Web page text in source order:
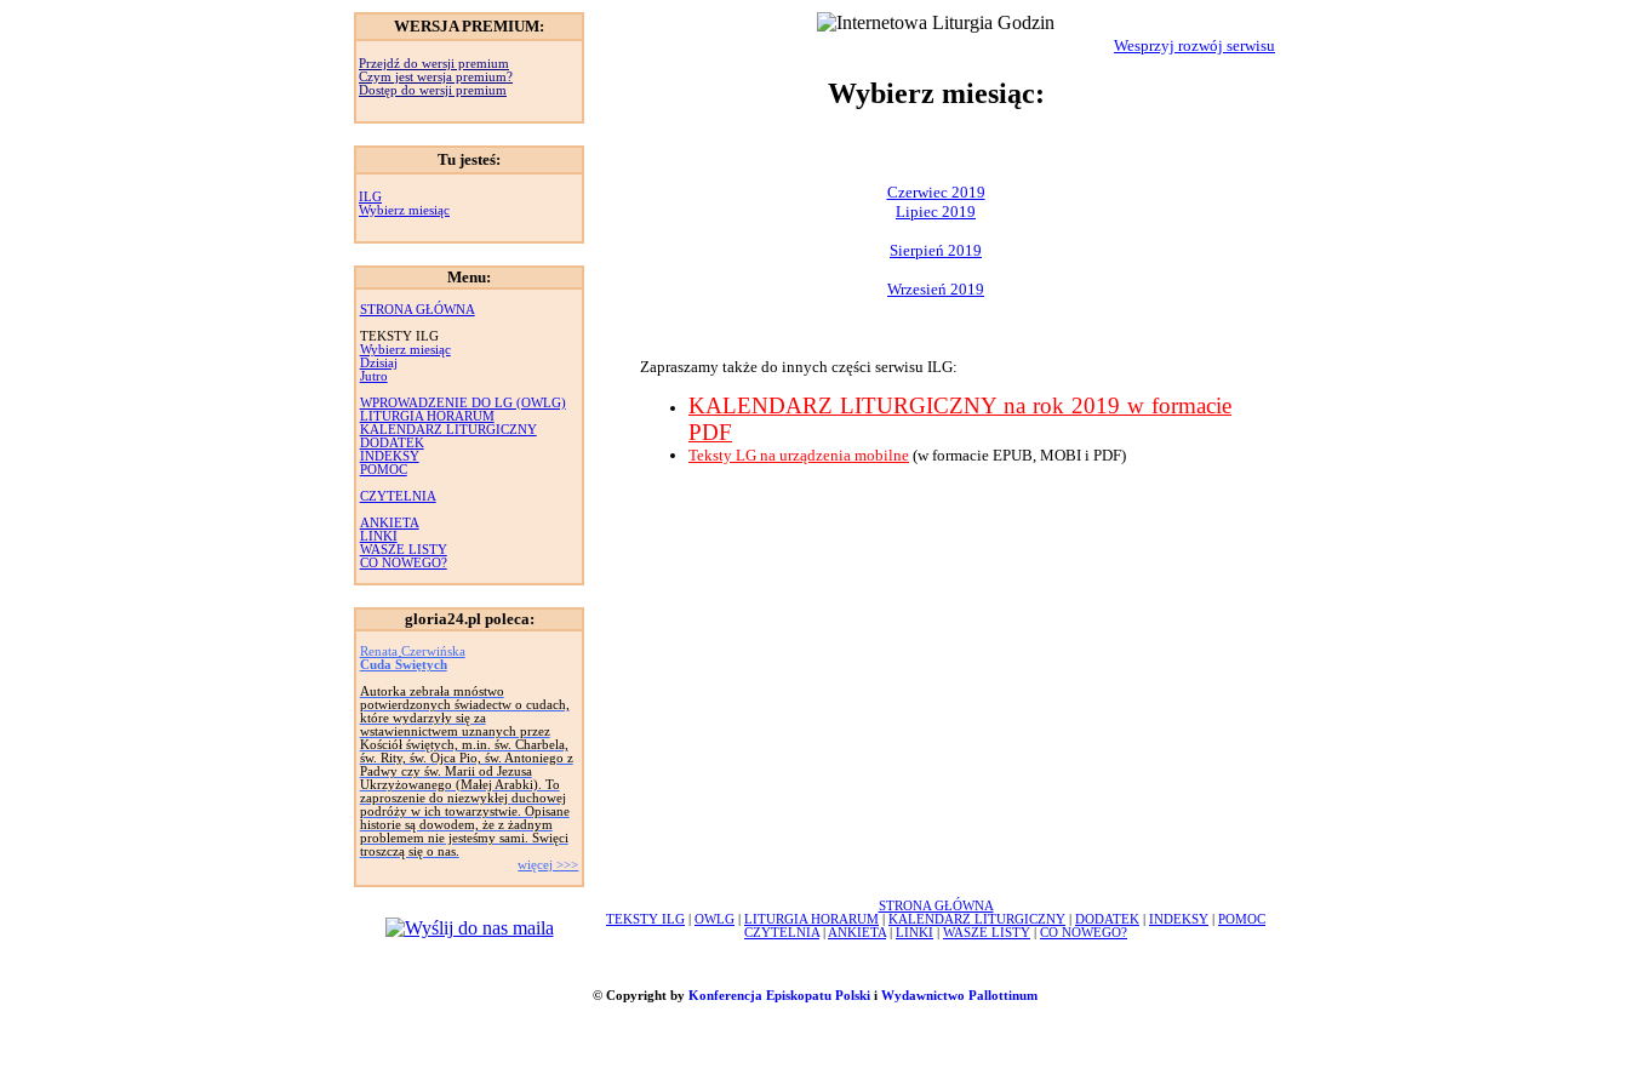
WERSJA PREMIUM:
Przejdź do wersji premium
Czym jest wersja premium?
Dostęp do wersji premium
Tu jesteś:
ILG
Wybierz miesiąc
Menu:
STRONA GŁÓWNA
TEKSTY ILG
Wybierz miesiąc
Dzisiaj
Jutro
WPROWADZENIE DO LG (OWLG)
LITURGIA HORARUM
KALENDARZ LITURGICZNY
DODATEK
INDEKSY
POMOC
CZYTELNIA
ANKIETA
LINKI
WASZE LISTY
CO NOWEGO?
gloria24.pl poleca:
Renata Czerwińska
Cuda Świętych
Autorka zebrała mnóstwo
potwierdzonych świadectw o cudach,
które wydarzyły się za
wstawiennictwem uznanych przez
Kościół świętych, m.in. św. Charbela,
św. Rity, św. Ojca Pio, św. Antoniego z
Padwy czy św. Marii od Jezusa
Ukrzyżowanego (Małej Arabki). To
zaproszenie do niezwykłej duchowej
podróży w ich towarzystwie. Opisane
historie są dowodem, że z żadnym
problemem nie jesteśmy sami. Święci
troszczą się o nas.
więcej >>>
Wesprzyj rozwój serwisu
Wybierz miesiąc:
Czerwiec 2019
Lipiec 2019
Sierpień 2019
Wrzesień 2019
Zapraszamy także do innych części serwisu ILG:
KALENDARZ LITURGICZNY na rok 2019 w formacie
PDF
Teksty LG na urządzenia mobilne (w formacie EPUB, MOBI i PDF)
STRONA GŁÓWNA
TEKSTY ILG
OWLG LITURGIA HORARUM KALENDARZ LITURGICZNY DODATEK INDEKSY
POMOC
CZYTELNIA
ANKIETA LINKI WASZE LISTY CO NOWEGO?
© Copyright by Konferencja Episkopatu Polskii Wydawnictwo Pallottinum